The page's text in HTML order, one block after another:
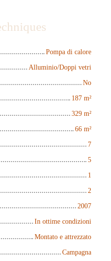
Pompa di calore
Alluminio/Doppi vetri
No
187 m²
329 m²
66 m²
7
5
1
2
2007
In ottime condizioni
Montato e attrezzato
Campagna